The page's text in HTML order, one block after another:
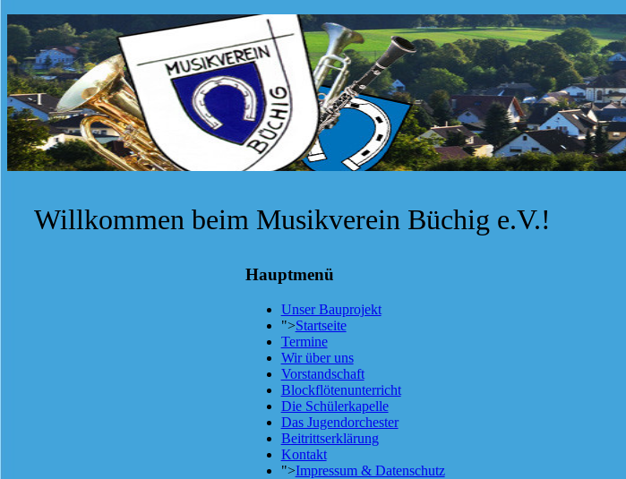
Willkommen beim Musikverein Büchig e.V.!
Hauptmenü
Unser Bauprojekt
">Startseite
Termine
Wir über uns
Vorstandschaft
Blockflötenunterricht
Die Schülerkapelle
Das Jugendorchester
Beitrittserklärung
Kontakt
">Impressum & Datenschutz